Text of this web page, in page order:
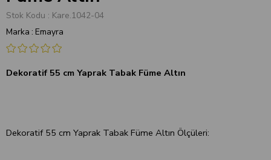
Stok Kodu
Kare.1042-04
Marka : Emayra
Dekoratif 55 cm Yaprak Tabak Füme Altın
Dekoratif 55 cm Yaprak Tabak Füme Altın Ölçüleri: